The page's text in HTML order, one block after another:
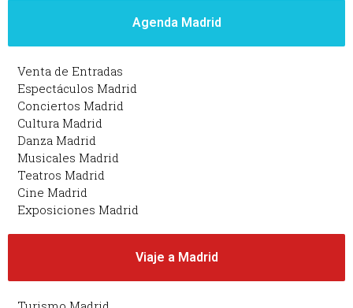
Agenda Madrid
Venta de Entradas
Espectáculos Madrid
Conciertos Madrid
Cultura Madrid
Danza Madrid
Musicales Madrid
Teatros Madrid
Cine Madrid
Exposiciones Madrid
Viaje a Madrid